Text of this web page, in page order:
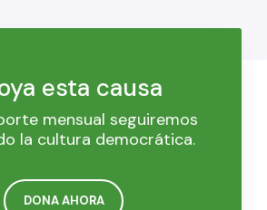
esta causa
mensual seguiremos
la cultura democrática.
DONA AHORA